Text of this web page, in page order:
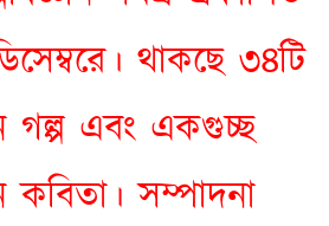
থাকছে ৩৪টি
গল্প এবং একগুচ্ছ
কবিতা। সম্পাদনা